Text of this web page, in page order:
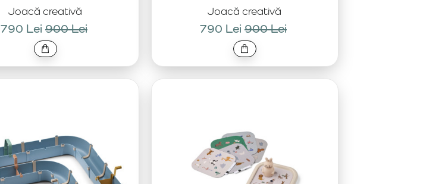
Joacă creativă
790 Lei 900 Lei
Joacă creativă
790 Lei 900 Lei